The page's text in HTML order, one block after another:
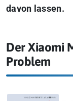
davon lassen.
Der Xiaomi
Problem